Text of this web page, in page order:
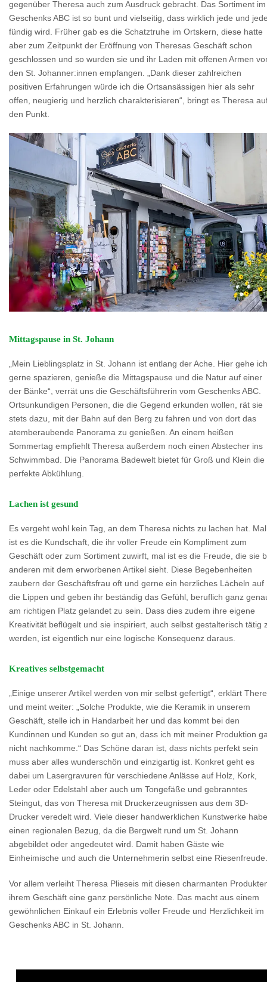
gegenüber Theresa auch zum Ausdruck gebracht. Das Sortiment im
Geschenks ABC ist so bunt und vielseitig, dass wirklich jede und
fündig wird. Früher gab es die Schatztruhe im Ortskern, diese hatte
aber zum Zeitpunkt der Eröffnung von Theresas Geschäft schon
geschlossen und so wurden sie und ihr Laden mit offenen Armen
den St. Johanner:innen empfangen. „Dank dieser zahlreichen
positiven Erfahrungen würde ich die Ortsansässigen hier als sehr
offen, neugierig und herzlich charakterisieren“, bringt es Theresa
den Punkt.
Mittagspause in St. Johann
„Mein Lieblingsplatz in St. Johann ist entlang der Ache. Hier gehe ich
gerne spazieren, genieße die Mittagspause und die Natur auf einer
der Bänke“, verrät uns die Geschäftsführerin vom Geschenks ABC.
Ortsunkundigen Personen, die die Gegend erkunden wollen, rät sie
stets dazu, mit der Bahn auf den Berg zu fahren und von dort das
atemberaubende Panorama zu genießen. An einem heißen
Sommertag empfiehlt Theresa außerdem noch einen Abstecher ins
Schwimmbad. Die Panorama Badewelt bietet für Groß und Klein die
perfekte Abkühlung.
Lachen ist gesund
Es vergeht wohl kein Tag, an dem Theresa nichts zu lachen hat. Mal
ist es die Kundschaft, die ihr voller Freude ein Kompliment zum
Geschäft oder zum Sortiment zuwirft, mal ist es die Freude, die sie
anderen mit dem erworbenen Artikel sieht. Diese Begebenheiten
zaubern der Geschäftsfrau oft und gerne ein herzliches Lächeln auf
die Lippen und geben ihr beständig das Gefühl, beruflich ganz
am richtigen Platz gelandet zu sein. Dass dies zudem ihre eigene
Kreativität beflügelt und sie inspiriert, auch selbst gestalterisch tätig
werden, ist eigentlich nur eine logische Konsequenz daraus.
Kreatives selbstgemacht
„Einige unserer Artikel werden von mir selbst gefertigt“, erklärt
und meint weiter: „Solche Produkte, wie die Keramik in unserem
Geschäft, stelle ich in Handarbeit her und das kommt bei den
Kundinnen und Kunden so gut an, dass ich mit meiner Produktion
nicht nachkomme.“ Das Schöne daran ist, dass nichts perfekt sein
muss aber alles wunderschön und einzigartig ist. Konkret geht es
dabei um Lasergravuren für verschiedene Anlässe auf Holz, Kork,
Leder oder Edelstahl aber auch um Tongefäße und gebranntes
Steingut, das von Theresa mit Druckerzeugnissen aus dem 3D-
Drucker veredelt wird. Viele dieser handwerklichen Kunstwerke
einen regionalen Bezug, da die Bergwelt rund um St. Johann
abgebildet oder angedeutet wird. Damit haben Gäste wie
Einheimische und auch die Unternehmerin selbst eine Riesenfreude.
Vor allem verleiht Theresa Plieseis mit diesen charmanten
ihrem Geschäft eine ganz persönliche Note. Das macht aus einem
gewöhnlichen Einkauf ein Erlebnis voller Freude und Herzlichkeit im
Geschenks ABC in St. Johann.